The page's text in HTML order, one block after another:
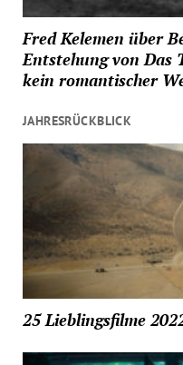
Fred Kelemen über
Entstehung von Das
kein romantischer
JAHRESRÜCKBLICK
25 Lieblingsfilme